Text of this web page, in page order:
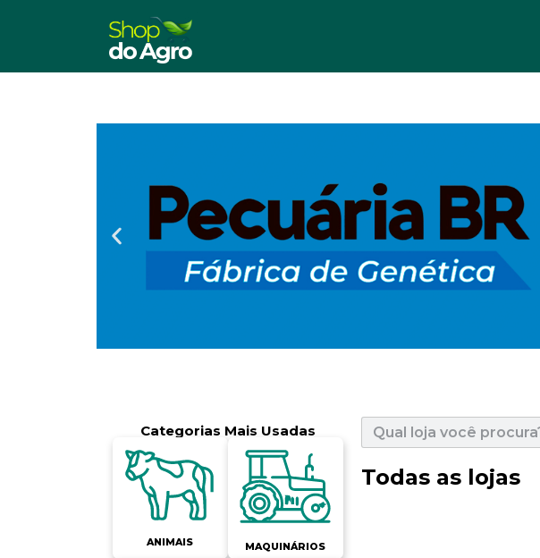
Categorias Mais Usadas
ANIMAIS MAQUINÁRIOS
Todas as lojas